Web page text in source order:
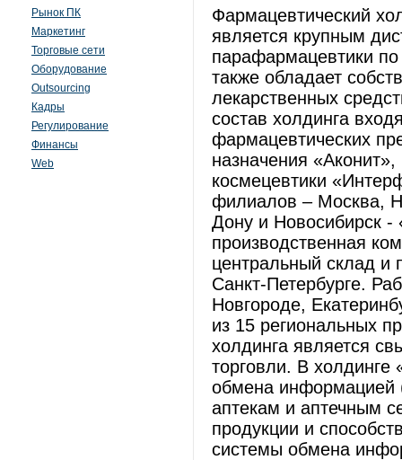
Рынок ПК
Маркетинг
Торговые сети
Оборудование
Outsourcing
Кадры
Регулирование
Финансы
Web
Фармацевтический
является крупным
парафармацевтики
также обладает
лекарственных
состав холдинга
фармацевтических
назначения
космецевтики
филиалов – Москва,
Дону и Новосибирск -
производственная
центральный склад и
Санкт-Петербурге.
Новгороде,
из 15 региональных
холдинга является
торговли. В холдинге
обмена информацией
аптекам и аптечным
продукции и
системы обмена